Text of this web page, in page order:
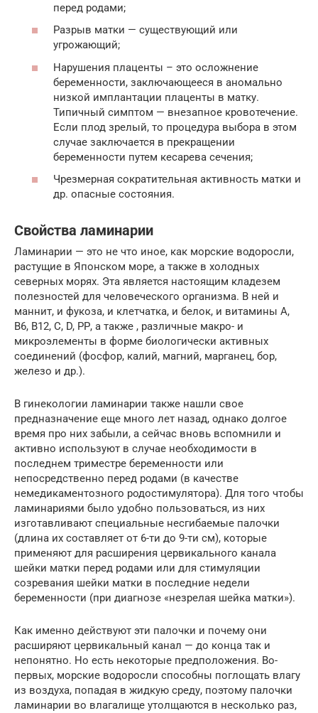
перед родами;
Разрыв матки — существующий или
угрожающий;
Нарушения плаценты – это осложнение
беременности, заключающееся в аномально
низкой имплантации плаценты в матку.
Типичный симптом — внезапное кровотечение.
Если плод зрелый, то процедура выбора в этом
случае заключается в прекращении
беременности путем кесарева сечения;
Чрезмерная сократительная активность матки и
др. опасные состояния.
Свойства ламинарии
Ламинарии — это не что иное, как морские водоросли,
растущие в Японском море, а также в холодных
северных морях. Эта является настоящим кладезем
полезностей для человеческого организма. В ней и
маннит, и фукоза, и клетчатка, и белок, и витамины А,
В6, В12, С, D, РР, а также , различные макро- и
микроэлементы в форме биологически активных
соединений (фосфор, калий, магний, марганец, бор,
железо и др.).
В гинекологии ламинарии также нашли свое
предназначение еще много лет назад, однако долгое
время про них забыли, а сейчас вновь вспомнили и
активно используют в случае необходимости в
последнем триместре беременности или
непосредственно перед родами (в качестве
немедикаментозного родостимулятора). Для того чтобы
ламинариями было удобно пользоваться, из них
изготавливают специальные несгибаемые палочки
(длина их составляет от 6-ти до 9-ти см), которые
применяют для расширения цервикального канала
шейки матки перед родами или для стимуляции
созревания шейки матки в последние недели
беременности (при диагнозе «незрелая шейка матки»).
Как именно действуют эти палочки и почему они
расширяют цервикальный канал — до конца так и
непонятно. Но есть некоторые предположения. Во-
первых, морские водоросли способны поглощать влагу
из воздуха, попадая в жидкую среду, поэтому палочки
ламинарии во влагалище утолщаются в несколько раз,